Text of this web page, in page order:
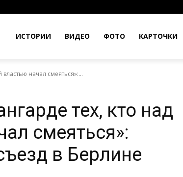
ИСТОРИИ ВИДЕО ФОТО КАРТОЧКИ
начал смеяться»:...
тех, кто над
смеяться»:
в Берлине